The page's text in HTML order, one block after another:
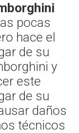
pocas
hace el
de su
y
este
de su
daños
técnicos